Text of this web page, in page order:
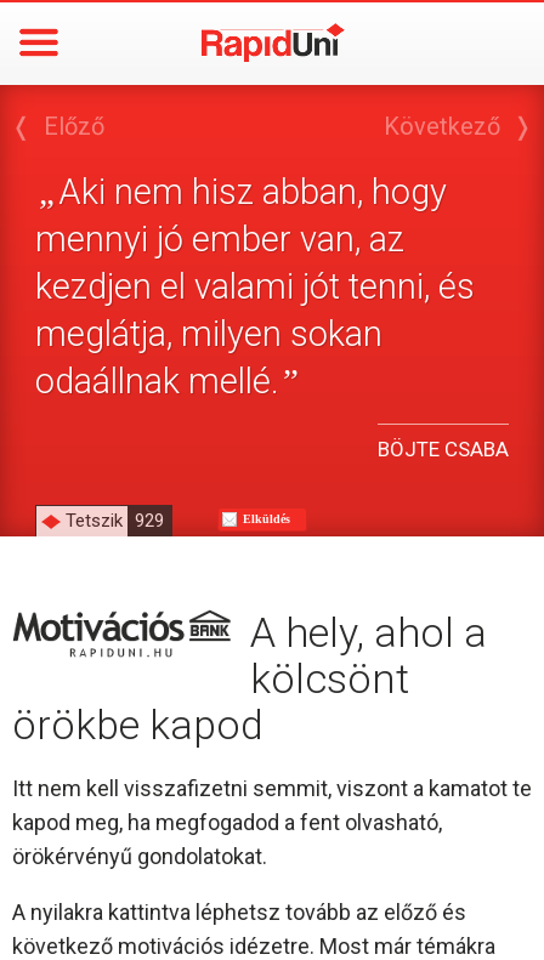
❬ Előző
„Aki nem hisz abban, hogy
mennyi jó ember van, az
kezdjen el valami jót tenni, és
meglátja, milyen sokan
odaállnak mellé.”
BÖJTE CSABA
Következő ❭
Tetszik 929 Elküldés
A hely, ahol a
kölcsönt
örökbe kapod
Itt nem kell visszafizetni semmit, viszont a kamatot te
kapod meg, ha megfogadod a fent olvasható,
örökérvényű gondolatokat.
A nyilakra kattintva léphetsz tovább az előző és
következő motivációs idézetre. Most már témákra